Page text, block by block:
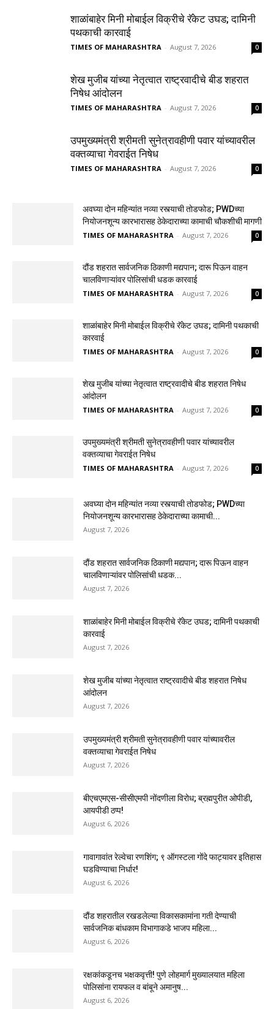
शाळांबाहेर मिनी मोबाईल विक्रीचे रॅकेट उघड; दामिनी
पथकाची कारवाई
TIMES OF MAHARASHTRA - August 7, 2026 0
शेख मुजीब यांच्या नेतृत्वात राष्ट्रवादीचे बीड शहरात
निषेध आंदोलन
TIMES OF MAHARASHTRA - August 7, 2026 0
उपमुख्यमंत्री श्रीमती सुनेत्रावहीणी पवार यांच्यावरील
वक्तव्याचा गेवराईत निषेध
TIMES OF MAHARASHTRA - August 7, 2026 0
अवघ्या दोन महिन्यांत नव्या रस्त्याची तोडफोड; PWDच्या
नियोजनशून्य कारभारासह ठेकेदाराच्या कामाची चौकशीची मागणी
TIMES OF MAHARASHTRA - August 7, 2026 0
दौंड शहरात सार्वजनिक ठिकाणी मद्यपान; दारू पिऊन वाहन
चालविणाऱ्यांवर पोलिसांची धडक कारवाई
TIMES OF MAHARASHTRA - August 7, 2026 0
शाळांबाहेर मिनी मोबाईल विक्रीचे रॅकेट उघड; दामिनी पथकाची
कारवाई
TIMES OF MAHARASHTRA - August 7, 2026 0
शेख मुजीब यांच्या नेतृत्वात राष्ट्रवादीचे बीड शहरात निषेध
आंदोलन
TIMES OF MAHARASHTRA - August 7, 2026 0
उपमुख्यमंत्री श्रीमती सुनेत्रावहीणी पवार यांच्यावरील
वक्तव्याचा गेवराईत निषेध
TIMES OF MAHARASHTRA - August 7, 2026 0
अवघ्या दोन महिन्यांत नव्या रस्त्याची तोडफोड; PWDच्या
नियोजनशून्य कारभारासह ठेकेदाराच्या कामाची...
August 7, 2026
दौंड शहरात सार्वजनिक ठिकाणी मद्यपान; दारू पिऊन वाहन
चालविणाऱ्यांवर पोलिसांची धडक...
August 7, 2026
शाळांबाहेर मिनी मोबाईल विक्रीचे रॅकेट उघड; दामिनी पथकाची
कारवाई
August 7, 2026
शेख मुजीब यांच्या नेतृत्वात राष्ट्रवादीचे बीड शहरात निषेध
आंदोलन
August 7, 2026
उपमुख्यमंत्री श्रीमती सुनेत्रावहीणी पवार यांच्यावरील
वक्तव्याचा गेवराईत निषेध
August 7, 2026
बीएचएमएस-सीसीएमपी नोंदणीला विरोध; ब्रह्मपुरीत ओपीडी,
आयपीडी ठप्प!
August 6, 2026
गावागावांत रेल्वेचा रणशिंग; ९ ऑगस्टला गोंदे फाट्यावर इतिहास
घडविण्याचा निर्धार!
August 6, 2026
दौंड शहरातील रखडलेल्या विकासकामांना गती देण्याची
सार्वजनिक बांधकाम विभागाकडे भाजप महिला...
August 6, 2026
रक्षकांकडूनच भक्षकवृत्ती! पुणे लोहमार्ग मुख्यालयात महिला
पोलिसांना रायफल व बांबूने अमानुष...
August 6, 2026